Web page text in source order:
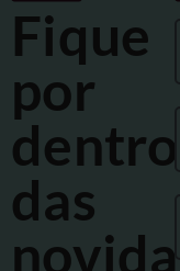
Fique
por
dentro
das